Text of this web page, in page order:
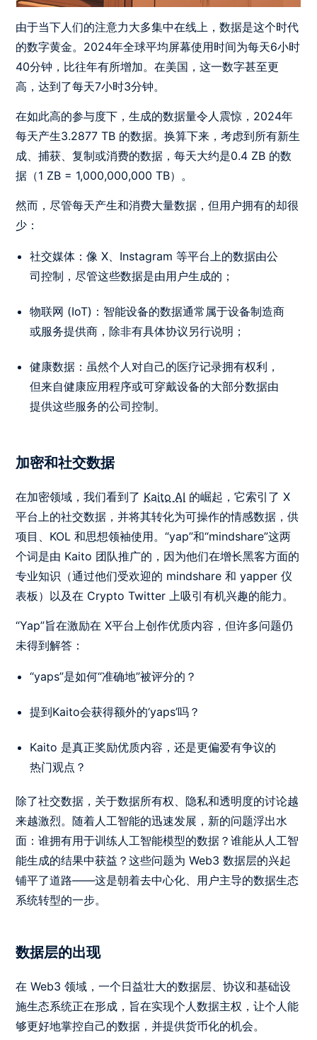
由于当下人们的注意力大多集中在线上，数据是这个时代
的数字黄金。2024年全球平均屏幕使用时间为每天6小时
40分钟，比往年有所增加。在美国，这一数字甚至更
高，达到了每天7小时3分钟。
在如此高的参与度下，生成的数据量令人震惊， 2024年
每天产生3.2877 TB 的数据。换算下来，考虑到所有新生
成、捕获、复制或消费的数据，每天大约是0.4 ZB 的数
据（1 ZB = 1,000,000,000 TB）。
然而，尽管每天产生和消费大量数据，但用户拥有的却很
少：
社交媒体：像 X、Instagram 等平台上的数据由公
司控制，尽管这些数据是由用户生成的；
物联网 (IoT)：智能设备的数据通常属于设备制造商
或服务提供商，除非有具体协议另行说明；
健康数据：虽然个人对自己的医疗记录拥有权利，
但来自健康应用程序或可穿戴设备的大部分数据由
提供这些服务的公司控制。
加密和社交数据
在加密领域，我们看到了 Kaito AI 的崛起，它索引了 X
平台上的社交数据，并将其转化为可操作的情感数据，供
项目、KOL 和思想领袖使用。“yap”和“mindshare”这两
个词是由 Kaito 团队推广的，因为他们在增长黑客方面的
专业知识（通过他们受欢迎的 mindshare 和 yapper 仪
表板）以及在 Crypto Twitter 上吸引有机兴趣的能力。
“Yap”旨在激励在 X平台上创作优质内容，但许多问题仍
未得到解答：
“yaps”是如何“准确地”被评分的？
提到Kaito会获得额外的‘yaps’吗？
Kaito 是真正奖励优质内容，还是更偏爱有争议的
热门观点？
除了社交数据，关于数据所有权、隐私和透明度的讨论越
来越激烈。随着人工智能的迅速发展，新的问题浮出水
面：谁拥有用于训练人工智能模型的数据？谁能从人工智
能生成的结果中获益？这些问题为 Web3 数据层的兴起
铺平了道路——这是朝着去中心化、用户主导的数据生态
系统转型的一步。
数据层的出现
在 Web3 领域，一个日益壮大的数据层、协议和基础设
施生态系统正在形成，旨在实现个人数据主权，让个人能
够更好地掌控自己的数据，并提供货币化的机会。